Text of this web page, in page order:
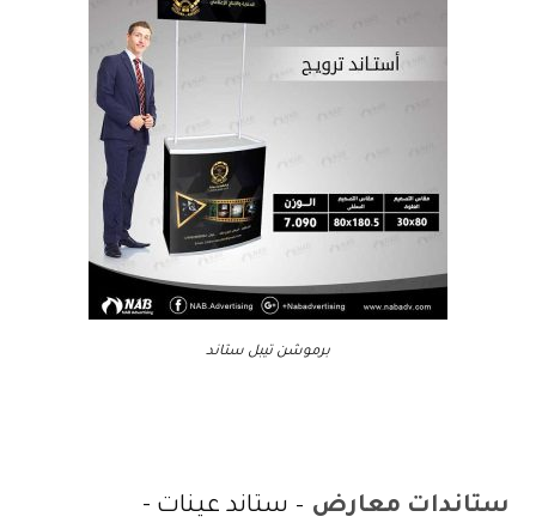
برموشن تيبل ستاند
ستاندات معارض ​ – ستاند عينات -